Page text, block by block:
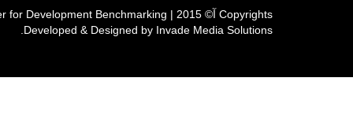
Copyrights آ© 2015 | Cairo Center for Development Benchmarking
Developed & Designed by Invade Media Solutions.